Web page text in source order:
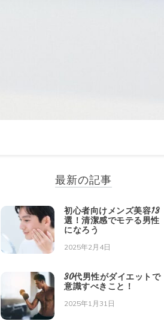
最新の記事
初心者向けメンズ美容13
選！清潔感でモテる男性
になろう
2025年2月4日
30代男性がダイエットで
意識すべきこと！
2025年1月31日